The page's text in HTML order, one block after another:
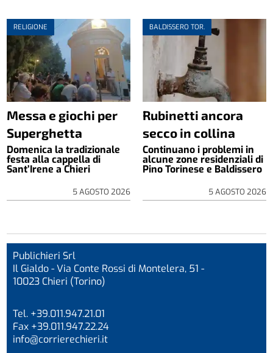
RELIGIONE
Messa e giochi per
Superghetta
Domenica la tradizionale
festa alla cappella di
Sant’Irene a Chieri
5 AGOSTO 2026
BALDISSERO TOR.
Rubinetti ancora
secco in collina
Continuano i problemi in
alcune zone residenziali di
Pino Torinese e Baldissero
5 AGOSTO 2026
Publichieri Srl
Il Gialdo - Via Conte Rossi di Montelera, 51 -
10023 Chieri (Torino)
Tel. +39.011.947.21.01
Fax +39.011.947.22.24
info@corrierechieri.it